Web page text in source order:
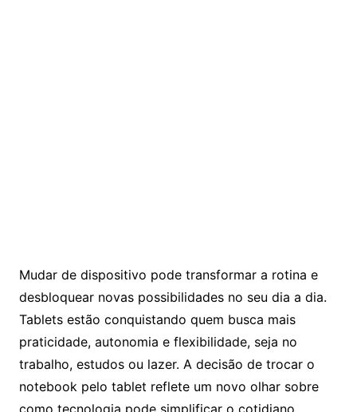
Mudar de dispositivo pode transformar a rotina e
desbloquear novas possibilidades no seu dia a dia.
Tablets estão conquistando quem busca mais
praticidade, autonomia e flexibilidade, seja no
trabalho, estudos ou lazer. A decisão de trocar o
notebook pelo tablet reflete um novo olhar sobre
como tecnologia pode simplificar o cotidiano,